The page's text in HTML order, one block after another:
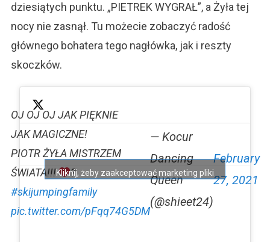
dziesiątych punktu. „PIETREK WYGRAŁ”, a Żyła tej
nocy nie zasnął. Tu możecie zobaczyć radość
głównego bohatera tego nagłówka, jak i reszty
skoczków.
OJ OJ OJ JAK PIĘKNIE
JAK MAGICZNE!
PIOTR ŻYŁA MISTRZEM
ŚWIATA!!!
?
#skijumpingfamily
pic.twitter.com/pFqq74G5DM
— Kocur
Dancing
Queen
(@shieet24)
February
27, 2021
Kliknij, żeby zaakceptować marketing pliki
cookies i włączyć tę treść